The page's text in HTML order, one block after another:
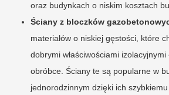
oraz budynkach o niskim kosztach
Ściany z bloczków
materiałów o niskiej gęstości, które
dobrymi właściwościami izolacyjnymi
obróbce. Ściany te są popularne w
jednorodzinnym dzięki ich